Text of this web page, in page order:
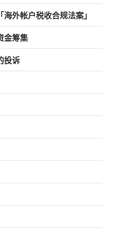
海外帐户税收合规法案」
金筹集
投诉